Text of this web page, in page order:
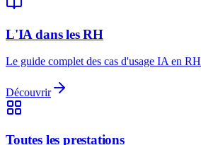
L'IA dans les RH
Le guide complet des cas d'usage IA en RH
Découvrir
Toutes les prestations